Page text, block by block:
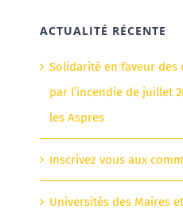
ACTUALITÉ RÉCENTE
Solidarité en faveur des
par l’incendie de juillet
les Aspres
Inscrivez vous aux
Universités des Maires